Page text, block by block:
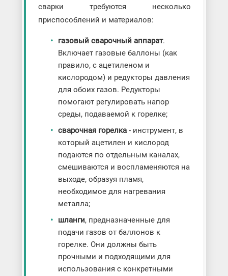
сварки требуются несколько
приспособлений и материалов:
газовый сварочный аппарат.
Включает газовые баллоны (как
правило, с ацетиленом и
кислородом) и редукторы давления
для обоих газов. Редукторы
помогают регулировать напор
среды, подаваемой к горелке;
сварочная горелка- инструмент, в
который ацетилен и кислород
подаются по отдельным каналах,
смешиваются и воспламеняются на
выходе, образуя пламя,
необходимое для нагревания
металла;
шланги, предназначенные для
подачи газов от баллонов к
горелке. Они должны быть
прочными и подходящими для
использования с конкретными